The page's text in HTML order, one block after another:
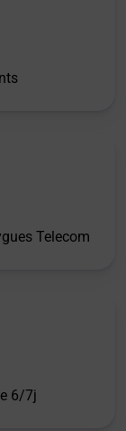
Telecom
6/7j